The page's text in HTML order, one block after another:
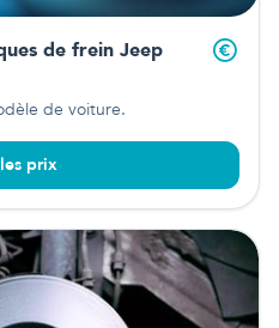
de frein Jeep
de voiture.
prix